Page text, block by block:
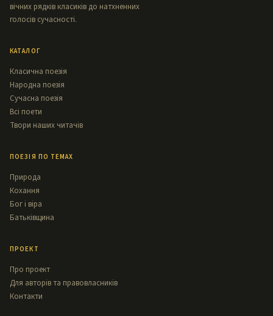
вічних рядків класиків до натхненних
голосів сучасності.
КАТАЛОГ
Класична поезія
Народна поезія
Сучасна поезія
Всі поети
Твори наших читачів
ПОЕЗІЯ ПО ТЕМАХ
Природа
Кохання
Бог і віра
Батьківщина
ПРОЕКТ
Про проект
Для авторів та правовласників
Контакти